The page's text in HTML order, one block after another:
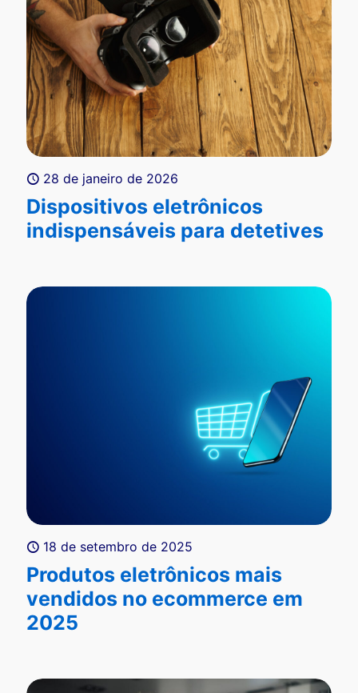
28 de janeiro de 2026
Dispositivos eletrônicos
indispensáveis para detetives
18 de setembro de 2025
Produtos eletrônicos mais
vendidos no ecommerce em
2025